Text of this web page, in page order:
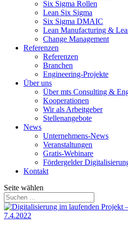
Six Sigma Rollen
Lean Six Sigma
Six Sigma DMAIC
Lean Manufacturing &
Change Management
Referenzen
Referenzen
Branchen
Engineering-Projekte
Über uns
Über mts Consulting &
Kooperationen
Wir als Arbeitgeber
Stellenangebote
News
Unternehmens-News
Veranstaltungen
Gratis-Webinare
Fördergelder
Kontakt
Seite wählen